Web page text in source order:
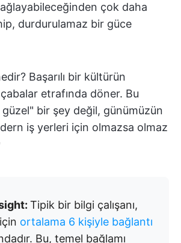
çok daha
durdurulamaz bir güce
Başarılı bir kültürün
etrafında döner. Bu
güzel" bir şey değil, günümüzün
iş yerleri için olmazsa olmaz
Tipik bir bilgi çalışanı,
ortalama 6 kişiyle bağlantı
Bu, temel bağlamı